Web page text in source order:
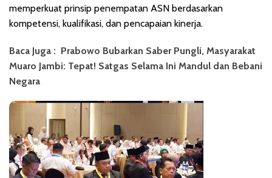
memperkuat prinsip penempatan ASN berdasarkan
kompetensi, kualifikasi, dan pencapaian kinerja.
Baca Juga : Prabowo Bubarkan Saber Pungli, Masyarakat
Muaro Jambi: Tepat! Satgas Selama Ini Mandul dan Bebani
Negara